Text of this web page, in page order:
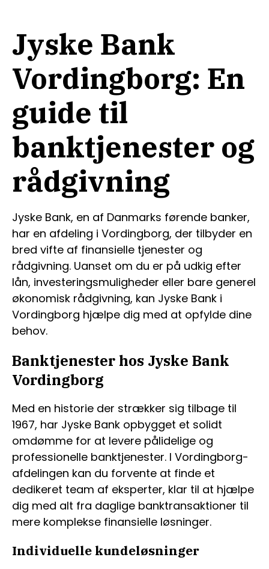
Jyske Bank
Vordingborg: En
guide til
banktjenester og
rådgivning
Jyske Bank, en af Danmarks førende banker,
har en afdeling i Vordingborg, der tilbyder en
bred vifte af finansielle tjenester og
rådgivning. Uanset om du er på udkig efter
lån, investeringsmuligheder eller bare generel
økonomisk rådgivning, kan Jyske Bank i
Vordingborg hjælpe dig med at opfylde dine
behov.
Banktjenester hos Jyske Bank
Vordingborg
Med en historie der strækker sig tilbage til
1967, har Jyske Bank opbygget et solidt
omdømme for at levere pålidelige og
professionelle banktjenester. I Vordingborg-
afdelingen kan du forvente at finde et
dedikeret team af eksperter, klar til at hjælpe
dig med alt fra daglige banktransaktioner til
mere komplekse finansielle løsninger.
Individuelle kundeløsninger